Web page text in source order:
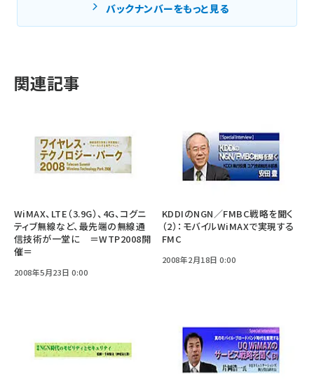
バックナンバーをもっと見る
関連記事
WiMAX、LTE（3.9G）、4G、コグニ
ティブ無線など、最先端の無線通
信技術が一堂に ＝WTP2008開
催＝
2008年5月23日 0:00
KDDIのNGN／FMBC戦略を聞く
（2）：モバイルWiMAXで実現する
FMC
2008年2月18日 0:00